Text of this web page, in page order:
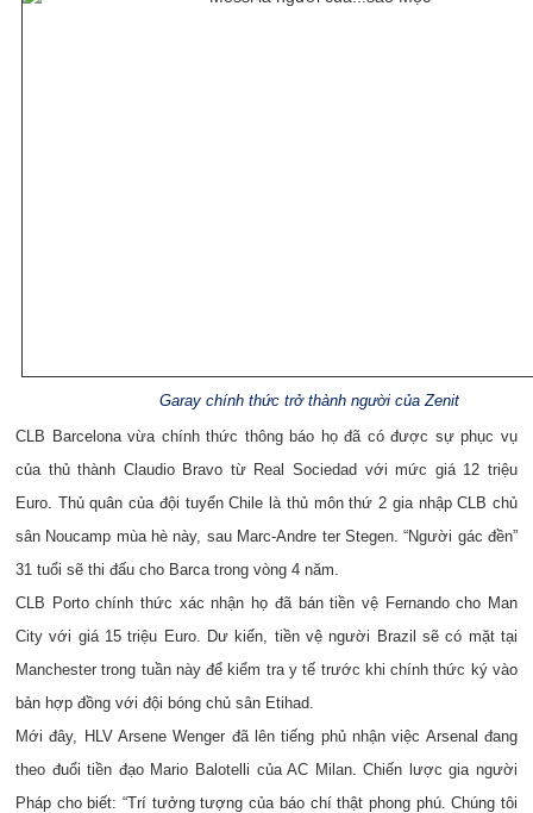
Garay chính thức trở thành người của Zenit
CLB Barcelona vừa chính thức thông báo họ đã có được sự phục vụ
của thủ thành Claudio Bravo từ Real Sociedad với mức giá 12 triệu
Euro. Thủ quân của đội tuyển Chile là thủ môn thứ 2 gia nhập CLB chủ
sân Noucamp mùa hè này, sau Marc-Andre ter Stegen. “Người gác đền”
31 tuổi sẽ thi đấu cho Barca trong vòng 4 năm.
CLB Porto chính thức xác nhận họ đã bán tiền vệ Fernando cho Man
City với giá 15 triệu Euro. Dư kiến, tiền vệ người Brazil sẽ có mặt tại
Manchester trong tuần này để kiểm tra y tế trước khi chính thức ký vào
bản hợp đồng với đội bóng chủ sân Etihad.
Mới đây, HLV Arsene Wenger đã lên tiếng phủ nhận việc Arsenal đang
theo đuổi tiền đạo Mario Balotelli của AC Milan. Chiến lược gia người
Pháp cho biết: “Trí tưởng tượng của báo chí thật phong phú. Chúng tôi